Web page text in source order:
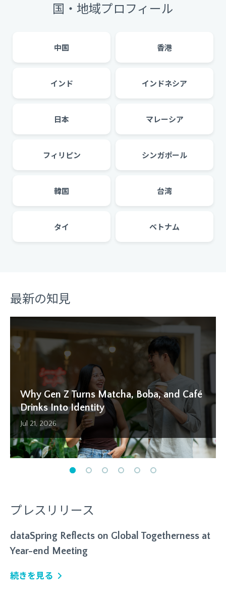
国・地域プロフィール
中国 香港
インド インドネシア
日本 マレーシア
フィリピン シンガポール
韓国 台湾
タイ ベトナム
最新の知見
Why Gen Z Turns Matcha, Boba, and Café
Drinks Into Identity
Jul 21, 2026
What the World Cup 2026 Reveals About
Modern Consumer Behavior in Asia
Jul 03, 2026
How Working Dads Are Reshaping
Household Consumption in Asia (2026)
Jun 05, 2026
Why International Survey Data Collection
Gets Delayed
Jul 21, 2026
How Asian Online Research Panels Affect
Data Quality
Jul 07, 2026
Benefits of Using B2B Panel Research to
Understand Business Audiences
Jul 10, 2024
プレスリリース
dataSpring Reflects on Global Togetherness at
Year-end Meeting
続きを見る